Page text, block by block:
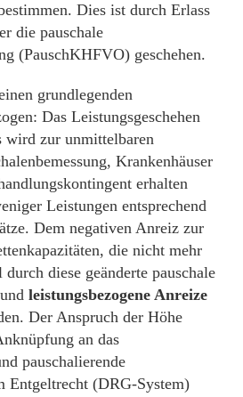
Dies ist durch Erlass
die pauschale
(PauschKHFVO) geschehen.
grundlegenden
Das Leistungsgeschehen
wird zur unmittelbaren
Krankenhäuser
erhalten
Leistungen entsprechend
Dem negativen Anreiz zur
die nicht mehr
diese geänderte pauschale
leistungsbezogene Anreize
Der Anspruch der Höhe
an das
pauschalierende
Entgeltrecht (DRG-System)